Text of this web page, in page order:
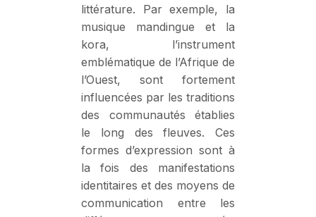
littérature. Par exemple, la
musique mandingue et la
kora, l’instrument
emblématique de l’Afrique de
l’Ouest, sont fortement
influencées par les traditions
des communautés établies
le long des fleuves. Ces
formes d’expression sont à
la fois des manifestations
identitaires et des moyens de
communication entre les